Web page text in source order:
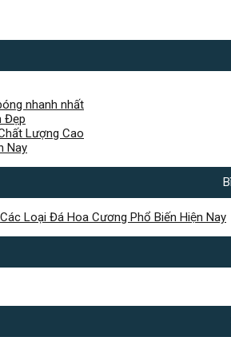
nhanh nhất
Đẹp
Lượng Cao
Nay
Các Loại Đá Hoa Cương Phổ Biến Hiện Nay